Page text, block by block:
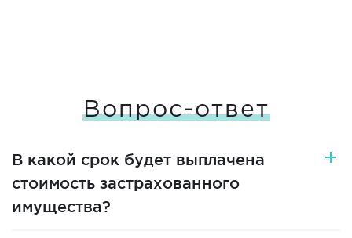
Вопрос-ответ
В какой срок будет выплачена
стоимость застрахованного
имущества?